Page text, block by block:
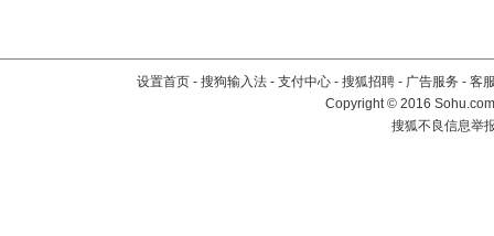
设置首页 - 搜狗输入法 - 支付中心 - 搜狐招聘 - 广告服务 - 客
Copyright©2016
搜狐不良信息举